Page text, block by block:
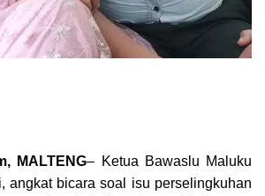
MALTENG– Ketua Bawaslu Maluku
angkat bicara soal isu perselingkuhan